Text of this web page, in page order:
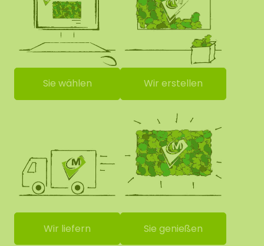
Sie wählen Wir erstellen
Wir liefern Sie genießen